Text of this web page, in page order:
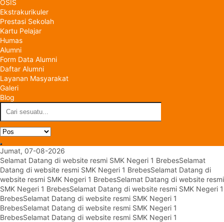
OSIS
Ekstrakurikuler
Prestasi Sekolah
Kartu Pelajar
Humas
Alumni
Form Data Alumni
Daftar Alumni
Layanan Masyarakat
Galeri
Blog
Jumat, 07-08-2026
Selamat Datang di website resmi SMK Negeri 1 BrebesSelamat
Datang di website resmi SMK Negeri 1 BrebesSelamat Datang di
website resmi SMK Negeri 1 BrebesSelamat Datang di website resmi
SMK Negeri 1 BrebesSelamat Datang di website resmi SMK Negeri 1
BrebesSelamat Datang di website resmi SMK Negeri 1
BrebesSelamat Datang di website resmi SMK Negeri 1
BrebesSelamat Datang di website resmi SMK Negeri 1